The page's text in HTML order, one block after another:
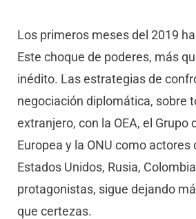
Los primeros meses del 2019
Este choque de poderes, más
inédito. Las estrategias de
negociación diplomática, sobre
extranjero, con la OEA, el Grupo
Europea y la ONU como actores
Estados Unidos, Rusia,
protagonistas, sigue dejando
que certezas.